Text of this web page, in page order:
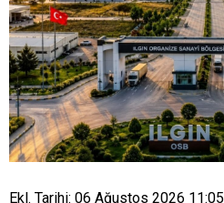
Ekl. Tarihi: 06 Ağustos 2026 11:05